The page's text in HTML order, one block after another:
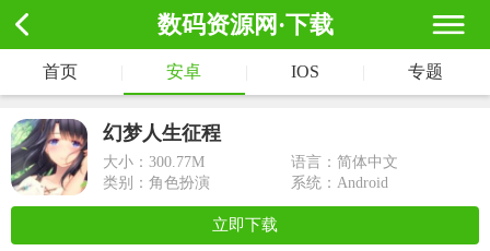
数码资源网·下载
首页 安卓 IOS 专题
幻梦人生征程
大小： 300.77M
语言：简体中文
类别：角色扮演
系统：Android
立即下载